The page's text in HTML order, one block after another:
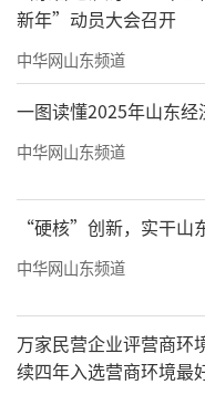
买了健脾轻身饮
方剂，收获满满。
享受“优待”
为满足人民
求，拉近中医药
市卫健委于7月
仓文化服务百姓
活动。7月13日
将在齐盛湖公园
为广大市民提供
新年”动员大会召开
中华网山东频道
一图读懂2025年山东
中华网山东频道
“硬核”创新，实干山
中华网山东频道
万家民营企业评营商
续四年入选营商环境最